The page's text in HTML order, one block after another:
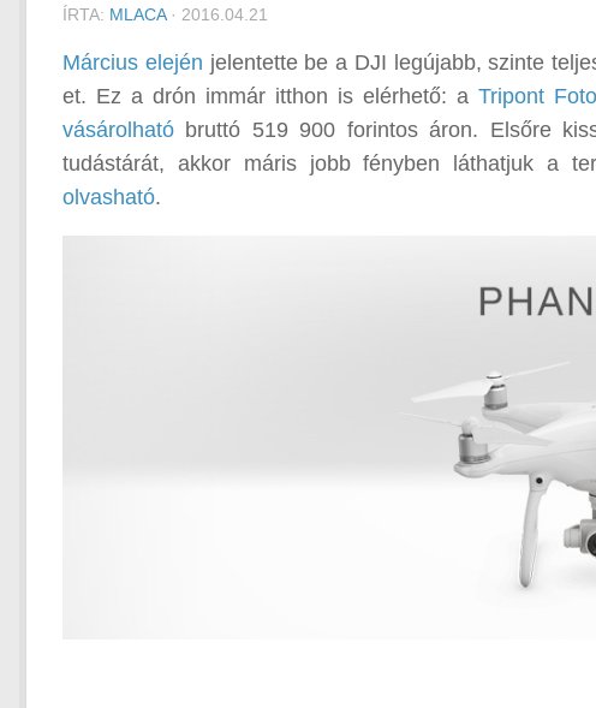
ÍRTA: MLACA· 2016.04.21
Március elején jelentette be a DJI legújabb, szinte
et. Ez a drón immár itthon is elérhető: a Tripont
vásárolható bruttó 519 900 forintos áron. Elsőre
tudástárát, akkor máris jobb fényben láthatjuk a
olvasható.